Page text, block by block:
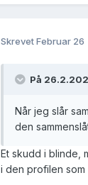
SkrevetFebruar 26
På
Når jeg slår
den
Et skudd i blinde,
i den profilen